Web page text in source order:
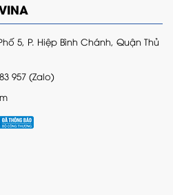
5, P. Hiệp Bình Chánh, Quận Thủ
957 (Zalo)